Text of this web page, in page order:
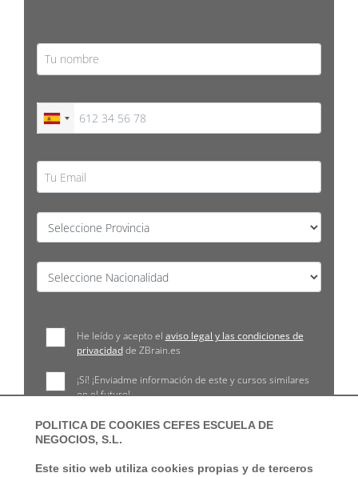
He leído y acepto el aviso legal y las condiciones de
privacidadde ZBrain.es
¡Sí! ¡Enviadme información de este y cursos similares
en el futuro!
POLITICA DE COOKIES CEFES ESCUELA DE
NEGOCIOS, S.L.
Este sitio web utiliza cookies propias y de terceros